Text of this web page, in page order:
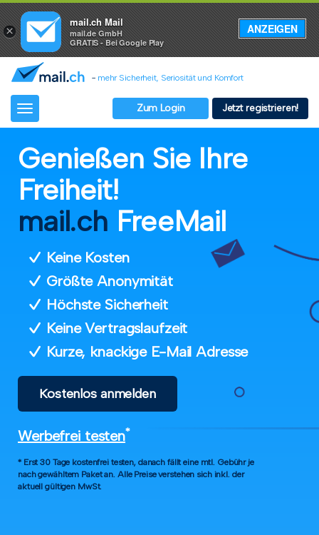
-mehr Sicherheit, Seriosität und Komfort
Zum Login Jetzt registrieren!
Toggle
navigation
Genießen Sie Ihre
Freiheit!
mail.ch FreeMail
Keine Kosten
Größte Anonymität
Höchste Sicherheit
Keine Vertragslaufzeit
Kurze, knackige E-Mail Adresse
Kostenlos anmelden
Werbefrei testen*
* Erst 30 Tage kostenfrei testen, danach fällt eine mtl. Gebühr je
nach gewähltem Paket an. Alle Preise verstehen sich inkl. der
aktuell gültigen MwSt.
×
mail.ch Mail
mail.de GmbH
GRATIS - Bei Google Play
ANZEIGEN